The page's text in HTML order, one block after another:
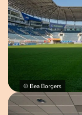
© Bea Borgers